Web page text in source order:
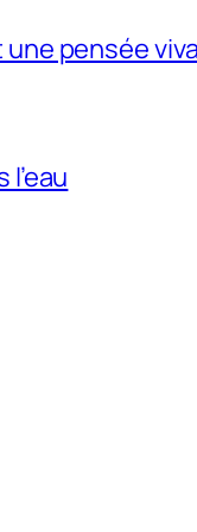
pensée
l’eau